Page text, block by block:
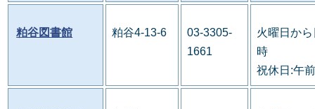
粕谷図書館 粕谷4-13-6
03-3305-
1661
火曜日か
時
祝休日:午